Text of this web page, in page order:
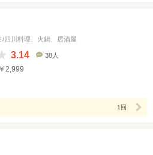
/四川料理、火鍋、居酒屋
3.14
数
38人
2,999
1回